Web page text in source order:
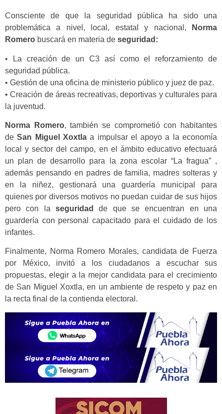
Consciente de que la seguridad pública ha sido una
problemática a nivel, local, estatal y nacional,
Norma
Romero buscará en materia de seguridad:
• La creación de un C3 así como el reforzamiento de
seguridad pública.
• Gestión de una oficina de ministerio público y juez de paz.
• Creación de áreas recreativas, deportivas y culturales para
la juventud.
Norma Romero, también se comprometió con habitantes
deSan Miguel Xoxtlaa impulsar el apoyo a la economía
local y sector del campo, en el ámbito educativo efectuará
un plan de desarrollo para la zona escolar “La fragua” ,
además pensando en padres de familia, madres solteras y
en la niñez, gestionará una guardería municipal para
quienes por diversos motivos no puedan cuidar de sus hijos
pero con la seguridad
de que se encuentran en una
guardería con personal capacitado para el cuidado de los
infantes.
Finalmente, Norma Romero Morales, candidata de Fuerza
por México, invitó a los ciudadanos a escuchar sus
propuestas, elegir a la mejor candidata para el crecimiento
de San Miguel Xoxtla, en un ambiente de respeto y paz en
la recta final de la contienda electoral.